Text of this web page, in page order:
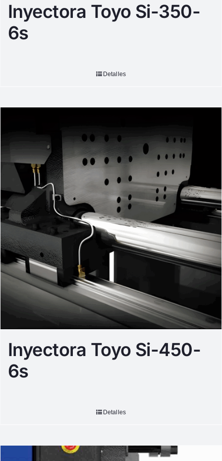
Inyectora Toyo Si-350-
6s
Detalles
Inyectora Toyo Si-450-
6s
Detalles